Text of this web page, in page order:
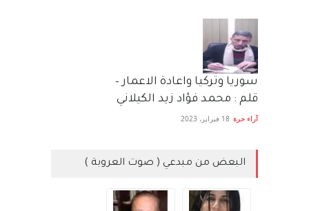
سوريا وتركيا واعادة الاعمار –
قلم : محمد فؤاد زيد الكيلاني
آراء حرة 18 فبراير، 2023
البعض من مبدعي ( صوت العروبة )